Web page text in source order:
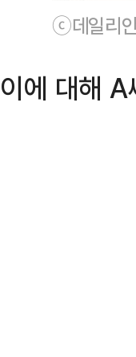
ⓒ데일리
이에 대해